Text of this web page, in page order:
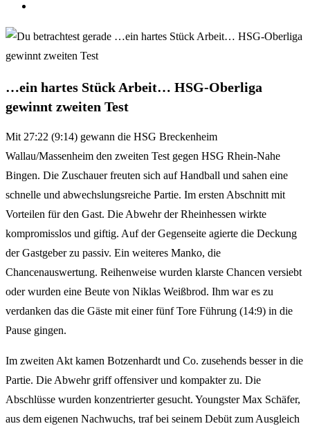
…ein hartes Stück Arbeit… HSG-Oberliga
gewinnt zweiten Test
Mit 27:22 (9:14) gewann die HSG Breckenheim
Wallau/Massenheim den zweiten Test gegen HSG Rhein-Nahe
Bingen. Die Zuschauer freuten sich auf Handball und sahen eine
schnelle und abwechslungsreiche Partie. Im ersten Abschnitt mit
Vorteilen für den Gast. Die Abwehr der Rheinhessen wirkte
kompromisslos und giftig. Auf der Gegenseite agierte die Deckung
der Gastgeber zu passiv. Ein weiteres Manko, die
Chancenauswertung. Reihenweise wurden klarste Chancen versiebt
oder wurden eine Beute von Niklas Weißbrod. Ihm war es zu
verdanken das die Gäste mit einer fünf Tore Führung (14:9) in die
Pause gingen.
Im zweiten Akt kamen Botzenhardt und Co. zusehends besser in die
Partie. Die Abwehr griff offensiver und kompakter zu. Die
Abschlüsse wurden konzentrierter gesucht. Youngster Max Schäfer,
aus dem eigenen Nachwuchs, traf bei seinem Debüt zum Ausgleich